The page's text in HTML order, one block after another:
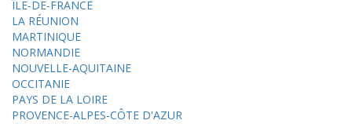
ÎLE-DE-FRANCE
LA RÉUNION
MARTINIQUE
NORMANDIE
NOUVELLE-AQUITAINE
OCCITANIE
PAYS DE LA LOIRE
PROVENCE-ALPES-CÔTE D'AZUR